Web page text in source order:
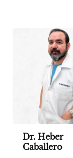
Dr. Heber
Caballero